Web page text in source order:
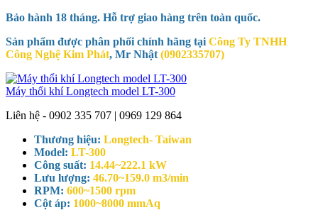
Bảo hành 18 tháng. Hỗ trợ giao hàng trên toàn quốc.
Sản phẩm được phân phối chính hãng tại Công Ty TNHH
Công Nghệ Kim Phát, Mr Nhật (0902335707)
Máy thổi khí Longtech model LT-300
Liên hệ - 0902 335 707 | 0969 129 864
Thương hiệu: Longtech- Taiwan
Model: LT-300
Công suất: 14.44~222.1 kW
Lưu lượng: 46.70~159.0 m3/min
RPM: 600~1500 rpm
Cột áp: 1000~8000 mmAq